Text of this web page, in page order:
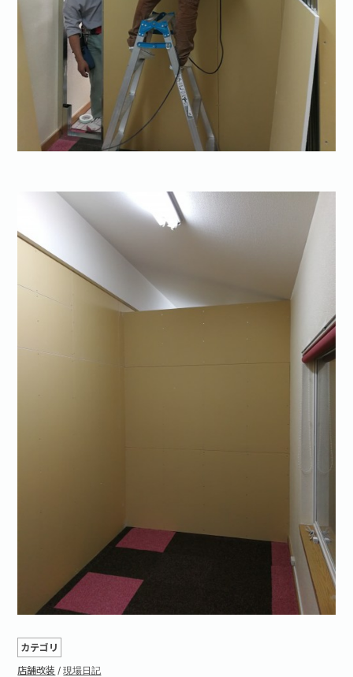
カテゴリ
店舗改装 /現場日記